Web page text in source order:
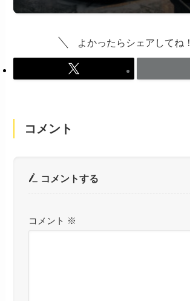
よかったらシェアしてね！
コメント
コメントする
コメント ※